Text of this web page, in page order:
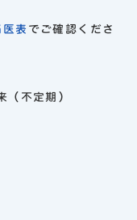
表 でご確認くださ
不定期）